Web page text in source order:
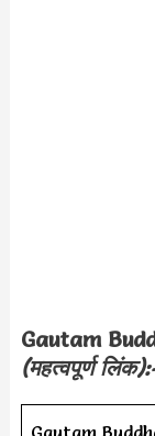
Gautam
(महत्वपूर्ण
Gautam